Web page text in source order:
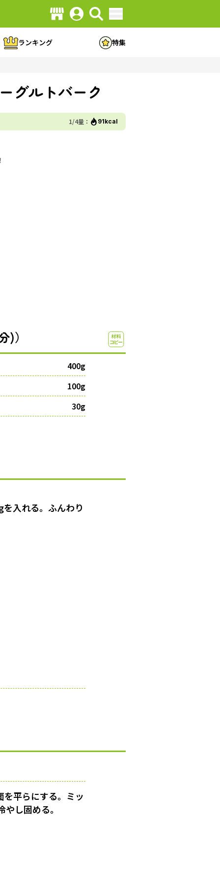
ランキング 特集
グルトバーク
1/4量： 91kcal
)）
400g
100g
30g
入れる。ふんわり
を平らにする。ミッ
し固める。